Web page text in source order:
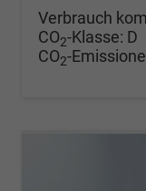
Verbrauch
CO2-Klasse: D
CO2-